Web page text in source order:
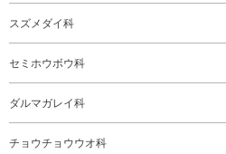
スズメダイ科
セミホウボウ科
ダルマガレイ科
チョウチョウウオ科